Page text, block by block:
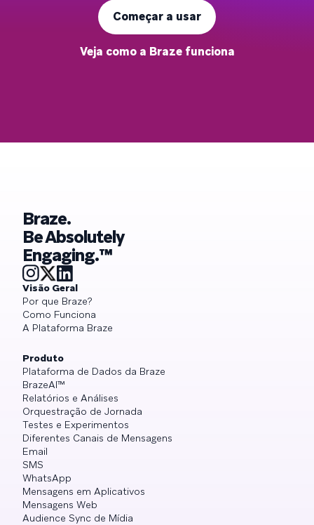
Começar a usar
Veja como a Braze funciona
Braze.
Be Absolutely
Engaging.™
Visão Geral
Por que Braze?
Como Funciona
A Plataforma Braze
Produto
Plataforma de Dados da Braze
BrazeAI™
Relatórios e Análises
Orquestração de Jornada
Testes e Experimentos
Diferentes Canais de Mensagens
Email
SMS
WhatsApp
Mensagens em Aplicativos
Mensagens Web
Audience Sync de Mídia